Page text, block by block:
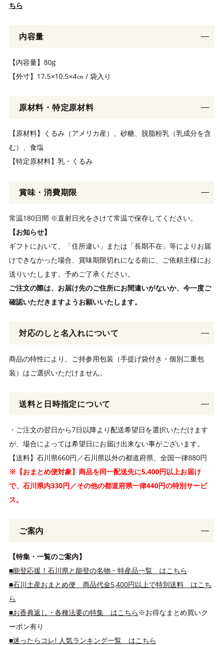
ちら
内容量
【内容量】80g
【外寸】17.5×10.5×4㎝ / 袋入り
原材料・特定原材料
【原材料】くるみ（アメリカ産）、砂糖、脱脂粉乳（乳成分を含
む）、食塩
【特定原材料】乳・くるみ
賞味・消費期限
常温180日間 ※直射日光をさけて常温で保存してください。
【お知らせ】
ギフトにおいて、「住所違い」または「長期不在」等によりお届
けできなかった場合、賞味期限切れになる前に、ご依頼主様にお
送りいたします。予めご了承ください。
ご注文の際は、お届け先のご住所にお間違いがないか、今一度ご
確認いただきますようお願いいたします。
対応のしと名入れについて
商品の特性により、ご持参用包装（手提げ袋付き・個別二重包
装）はご選択いただけません。
送料と日時指定について
・ご注文の翌日から7日以降より配送希望日を選択いただけます
が、場合によっては希望日にお届け出来ない事がございます。
【送料】石川県660円／石川県以外の都道府県、全国一律880円
※【おまとめ便対象】商品を同一配送先に5,400円以上お届け
で、石川県内330円／その他の都道府県一律440円の特別サービ
ス。
ご案内
【特集・一覧のご案内】
■能登応援！石川県と能登の名物・特産品一覧 はこちら
■石川土産おまとめ便 商品代金5,400円以上で特別送料 はこち
ら
■お香典返し・各種法要の特集 はこちら ※お得なまとめ買いク
ーポン有り
■迷ったらコレ! 人気ランキング一覧 はこちら